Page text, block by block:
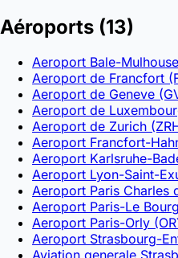
Aéroports (13)
Aeroport Bale-
Aeroport de Francfort
Aeroport de Geneve
Aeroport de
Aeroport de Zurich
Aeroport Francfort-
Aeroport Karlsruhe-
Aeroport Lyon-Saint-
Aeroport Paris Charles
Aeroport Paris-Le
Aeroport Paris-Orly
Aeroport Strasbourg-